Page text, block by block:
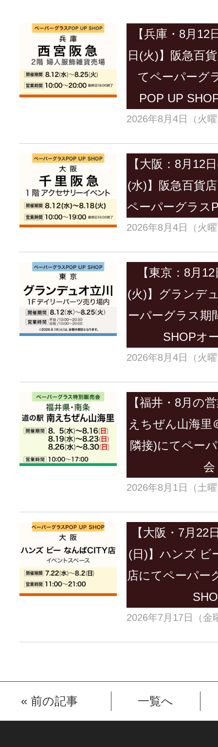
【兵庫・8月12
日(火)】阪急百
てペーパーグ
POP UP
2026年8月4日（火
【大阪：8月12
(水)】阪急百貨
ペーパーグラス
2026年8月4日（火
【東京：8月
(火)】グランデ
ーパーグラス期
SHOPオ
2026年8月4日（火
【福井・8月の
えちぜん山海里
隣接)にてペー
会
2026年8月1日（土
【大阪・7月22
(日)】ハンズ ビ
店にてペーパー
2026年7月17日（金
« 前の記事 一覧へ